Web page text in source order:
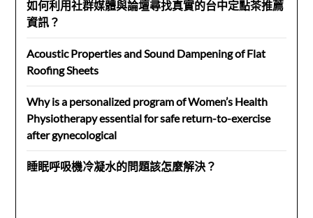
如何利用社群媒體與論壇尋找真實的台中定點茶推薦
資訊？
Acoustic Properties and Sound Dampening of Flat
Roofing Sheets
Why is a personalized program of Women’s Health
Physiotherapy essential for safe return-to-exercise
after gynecological
睡眠呼吸機冷凝水的問題該怎麼解決？